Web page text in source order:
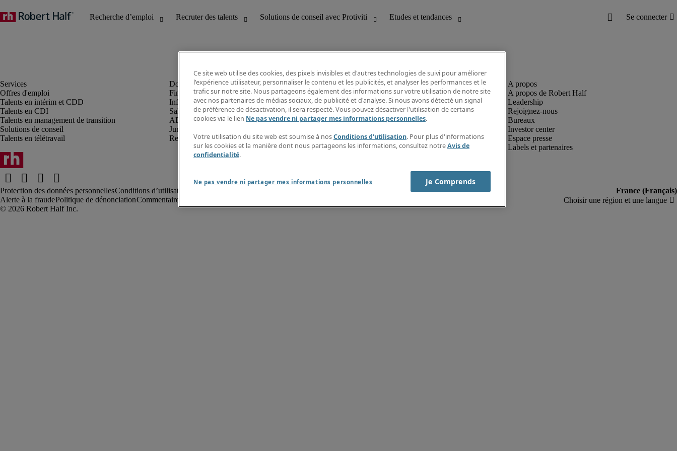
Offres d'emploi
Talents en intérim et CDD
Talents en CDI
Talents en management de transition
Solutions de conseil
Talents en télétravail
Finance et comptabilité
Informatique et IT
Sales et marketing
ADV, supply et performance client
Juridique et fiscal
Ressources humaines et paie
Etudes et tendances
Fiches métiers
Guide des salaires
Informations intérimaires
S'abonner à la newsletter
Créer une alerte emploi
A propos de Robert Half
Leadership
Rejoignez-nous
Bureaux
Investor center
Espace presse
Labels et partenaires
Protection des données personnellesConditions d’utilisation
Alerte à la fraudePolitique de dénonciationCommentaires au webmaster
Ce site web utilise des cookies, des pixels invisibles et d'autres technologies de suivi pour améliorer
l'expérience utilisateur, personnaliser le contenu et les publicités, et analyser les performances et le
trafic sur notre site. Nous partageons également des informations sur votre utilisation de notre site
avec nos partenaires de médias sociaux, de publicité et d'analyse. Si nous avons détecté un signal
de préférence de désactivation, il sera respecté. Vous pouvez désactiver l'utilisation de certains
cookies via le lien Ne pas vendre ni partager mes informations personnelles.
Votre utilisation du site web est soumise à nosConditions d'utilisation. Pour plus d'informations
sur les cookies et la manière dont nous partageons les informations, consultez notreAvis de
confidentialité.
Ne pas vendre ni partager mes informations personnelles Je Comprends